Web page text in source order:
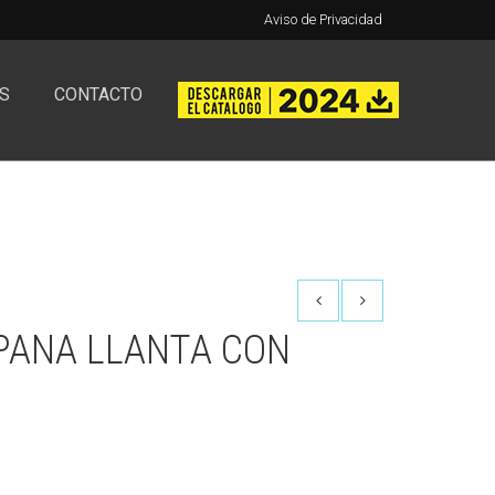
Aviso de Privacidad
CONTACTO
LLANTA CON